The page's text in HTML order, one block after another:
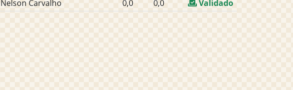
Nelson Carvalho 0,0 0,0 Validado